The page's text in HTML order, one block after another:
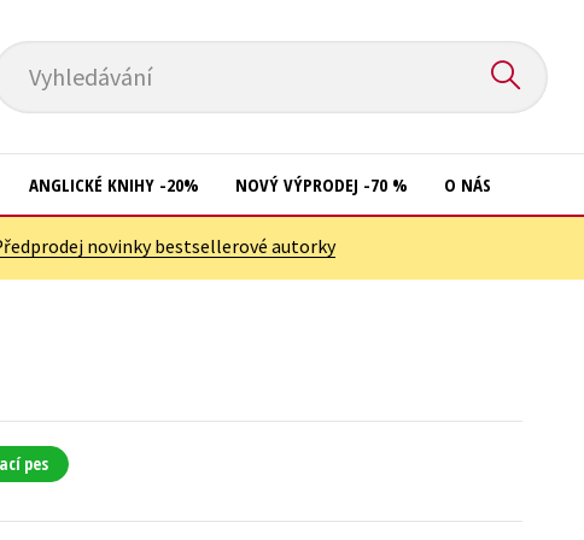
Vyhledávání
ANGLICKÉ KNIHY -20% NOVÝ VÝPRODEJ -70 % O NÁS
novinky bestsellerové autorky
pes